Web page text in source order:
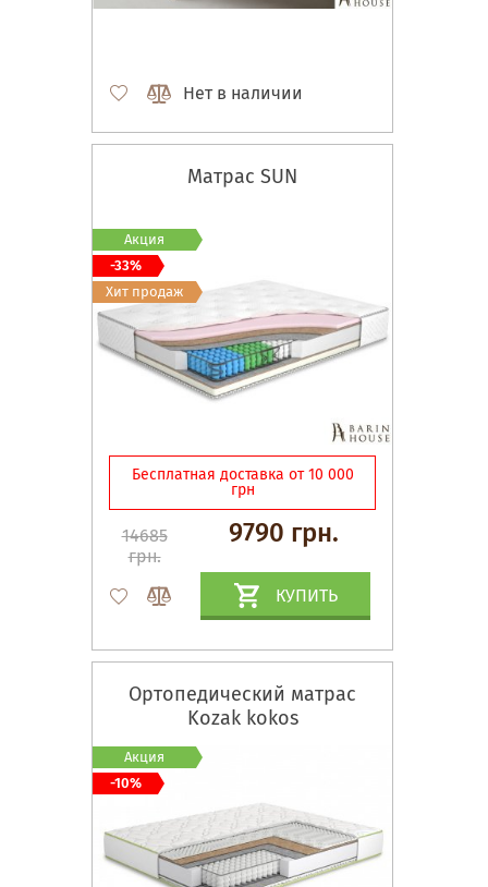
Нет в наличии
Матрас SUN
Бесплатная доставка от 10 000
грн
14685
грн.
9790 грн.
КУПИТЬ
Акция
-33%
Хит продаж
Ортопедический матрас
Kozak kokos
Акция
-10%